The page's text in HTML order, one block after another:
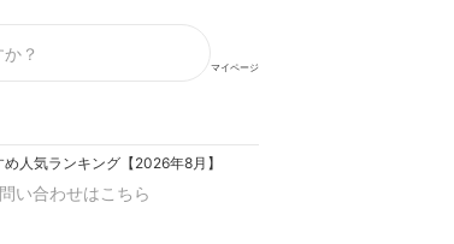
マイページ
人気ランキング【2026年8月】
い合わせはこちら